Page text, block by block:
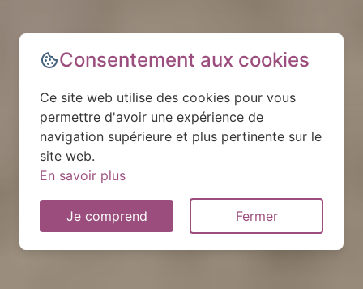
Consentement aux cookies
Ce site web utilise des cookies pour vous
permettre d'avoir une expérience de
navigation supérieure et plus pertinente sur le
site web.
En savoir plus
Je comprend Fermer